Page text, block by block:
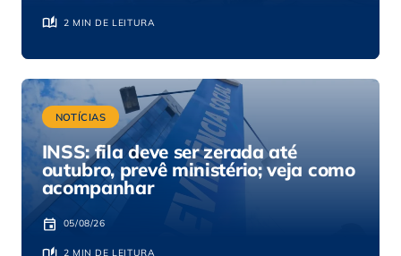
2 MIN DE LEITURA
NOTÍCIAS
INSS: fila deve ser zerada até
outubro, prevê ministério; veja como
acompanhar
05/08/26
2 MIN DE LEITURA